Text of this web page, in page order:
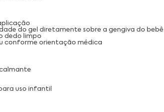
do gel diretamente sobre a gengiva do bebê
dedo limpo
conforme orientação médica
uso infantil